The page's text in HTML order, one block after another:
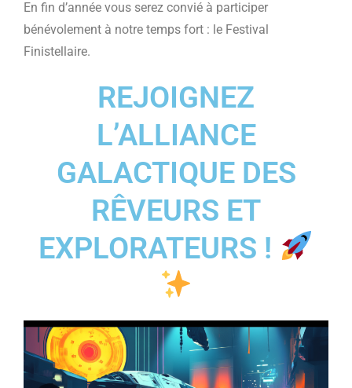
En fin d’année vous serez convié à participer
bénévolement à notre temps fort : le Festival
Finistellaire.
REJOIGNEZ
L’ALLIANCE
GALACTIQUE DES
RÊVEURS ET
EXPLORATEURS !